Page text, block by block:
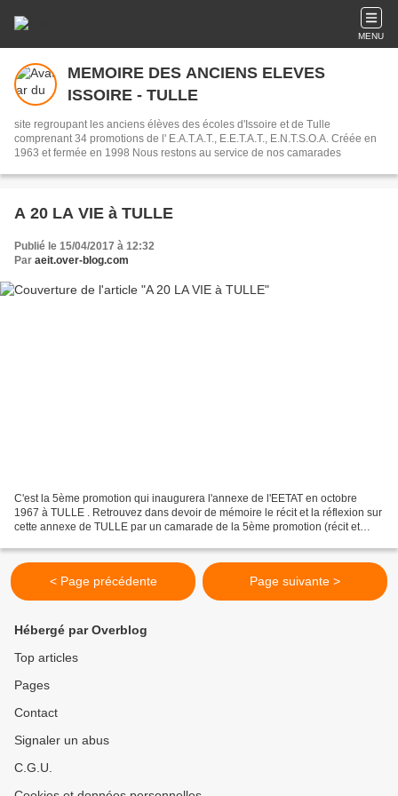
MENU
MEMOIRE DES ANCIENS ELEVES
ISSOIRE - TULLE
site regroupant les anciens élèves des écoles d'Issoire et de Tulle
comprenant 34 promotions de l' E.A.T.A.T., E.E.T.A.T., E.N.T.S.O.A. Créée en
1963 et fermée en 1998 Nous restons au service de nos camarades
A 20 LA VIE à TULLE
Publié le 15/04/2017 à 12:32
Par aeit.over-blog.com
C'est la 5ème promotion qui inaugurera l'annexe de l'EETAT en octobre
1967 à TULLE . Retrouvez dans devoir de mémoire le récit et la réflexion sur
cette annexe de TULLE par un camarade de la 5ème promotion (récit et
< Page précédente Page suivante >
Hébergé par Overblog
Top articles
Pages
Contact
Signaler un abus
C.G.U.